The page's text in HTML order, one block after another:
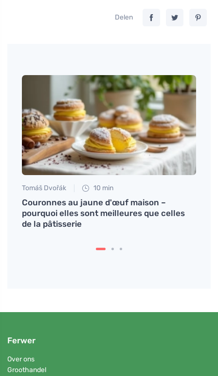
Delen
Tomáš Dvořák 10 min
Couronnes au jaune d'œuf maison –
pourquoi elles sont meilleures que celles
de la pâtisserie
Ferwer
Over ons
Groothandel